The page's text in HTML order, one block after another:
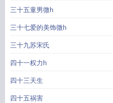
三十五童男微h
三十七爱的美饰微h
三十九苏宋氏
四十一权力h
四十三天生
四十五祸害